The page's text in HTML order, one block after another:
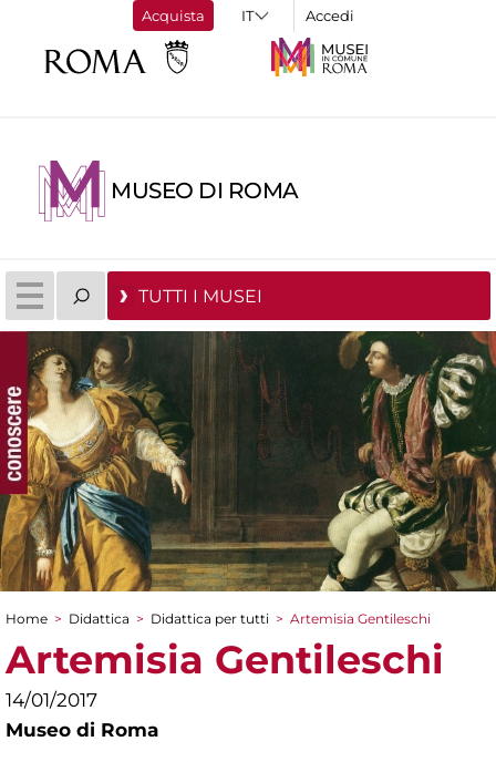
Acquista Accedi
MUSEO DI ROMA
TUTTI I MUSEI
Tu sei qui
Home > Didattica > Didattica per tutti > Artemisia Gentileschi
Artemisia Gentileschi
14/01/2017
Museo di Roma